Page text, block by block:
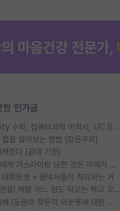
한 인기글
Korea University 수학, 컴퓨터과학 이학사, UC Berkeley 산업공학 대학원 공학박사가 되는 것은 쉽지 않겠죠?
을 알아보는 방법 (장문주의)
준다 (공대 기준)
대학원생들 교수에게 가스라이팅 당한 것은 이해가 갑니다. 안타깝네요.
학원생 + 물박사들이 착각하는 거
석사입학예정생 분들! 제발 어느 정도 각오는 하고 오세요.
포스텍 억까에 대해 (동문의 학문적 아웃풋에 대한 반박)